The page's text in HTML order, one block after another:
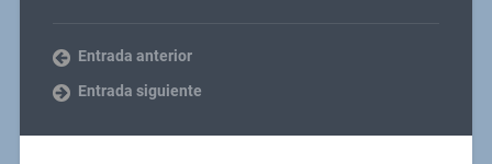
Entrada anterior
Entrada siguiente